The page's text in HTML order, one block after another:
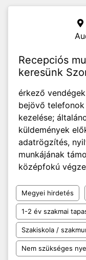
Recepciós
keresünk
érkező
bejövő
kezelése;
küldemények
adatrögzítés,
munkájának
középfokú
Megyei hirdetés
1-2 év szakmai
Szakiskola /
Nem szükséges